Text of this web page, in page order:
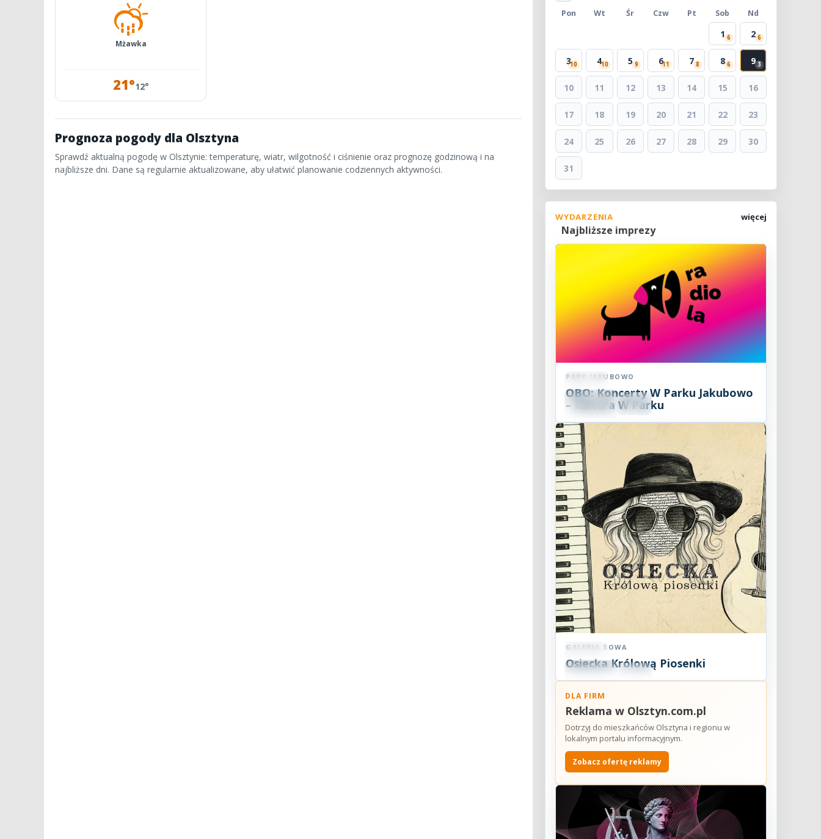
Mżawka
21°12°
Prognoza pogody dla Olsztyna
Sprawdź aktualną pogodę w Olsztynie: temperaturę, wiatr, wilgotność i ciśnienie oraz prognozę godzinową i na
najbliższe dni. Dane są regularnie aktualizowane, aby ułatwić planowanie codziennych aktywności.
Pon Wt Śr Czw Pt Sob Nd
1 6 2 6
310 410 5 9 611 7 8 8 6 9 3
10 11 12 13 14 15 16
17 18 19 20 21 22 23
24 25 26 27 28 29 30
31
WYDARZENIA
Najbliższe imprezy
więcej
Koncert
09 SIE
2026 18:00
PARK JAKUBOWO
OBO: Koncerty W Parku Jakubowo
– Kultura W Parku
Koncert
09 SIE
2026
GALERIA SOWA
Osiecka Królową Piosenki
DLA FIRM
Reklama w Olsztyn.com.pl
Dotrzyj do mieszkańców Olsztyna i regionu w
lokalnym portalu informacyjnym.
Zobacz ofertę reklamy